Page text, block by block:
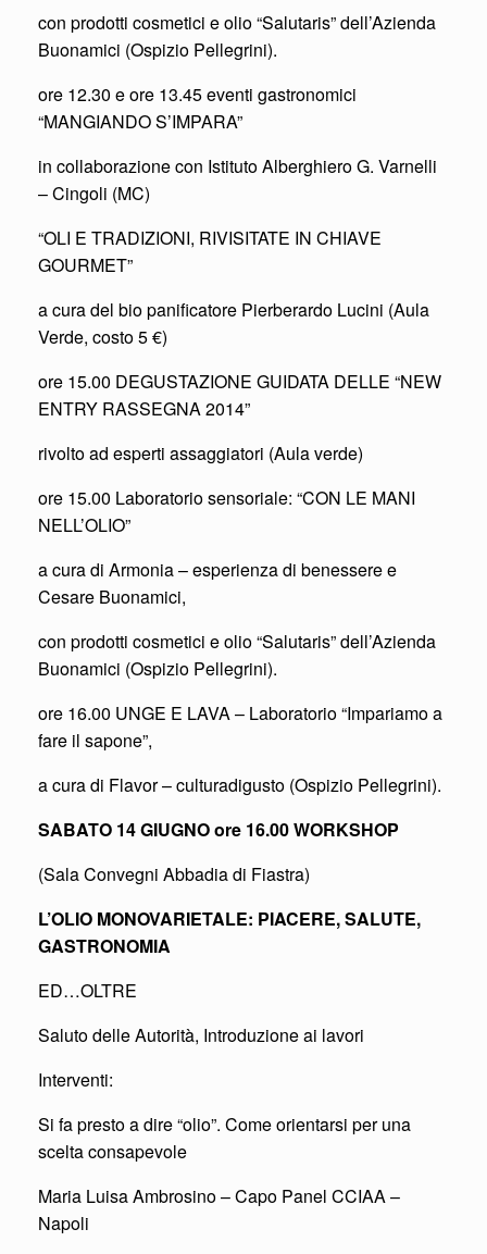
con prodotti cosmetici e olio “Salutaris” dell’Azienda
Buonamici (Ospizio Pellegrini).
ore 12.30 e ore 13.45 eventi gastronomici
“MANGIANDO S’IMPARA”
in collaborazione con Istituto Alberghiero G. Varnelli
– Cingoli (MC)
“OLI E TRADIZIONI, RIVISITATE IN CHIAVE
GOURMET”
a cura del bio panificatore Pierberardo Lucini (Aula
Verde, costo 5 €)
ore 15.00 DEGUSTAZIONE GUIDATA DELLE “NEW
ENTRY RASSEGNA 2014”
rivolto ad esperti assaggiatori (Aula verde)
ore 15.00 Laboratorio sensoriale: “CON LE MANI
NELL’OLIO”
a cura di Armonia – esperienza di benessere e
Cesare Buonamici,
con prodotti cosmetici e olio “Salutaris” dell’Azienda
Buonamici (Ospizio Pellegrini).
ore 16.00 UNGE E LAVA – Laboratorio “Impariamo a
fare il sapone”,
a cura di Flavor – culturadigusto (Ospizio Pellegrini).
SABATO 14 GIUGNO ore 16.00 WORKSHOP
(Sala Convegni Abbadia di Fiastra)
L’OLIO MONOVARIETALE: PIACERE, SALUTE,
GASTRONOMIA
ED…OLTRE
Saluto delle Autorità, Introduzione ai lavori
Interventi:
Si fa presto a dire “olio”. Come orientarsi per una
scelta consapevole
Maria Luisa Ambrosino – Capo Panel CCIAA –
Napoli